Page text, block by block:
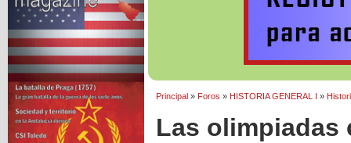
Principal» Foros » HISTORIA GENERAL I »
Las olimpiadas